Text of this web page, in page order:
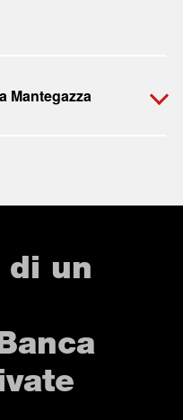
Mantegazza
di un